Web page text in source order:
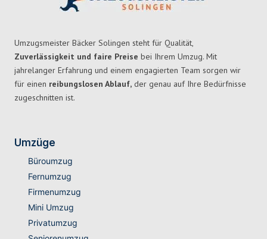
Umzugsmeister Bäcker Solingen steht für Qualität,
Zuverlässigkeit und faire Preise bei Ihrem Umzug. Mit
jahrelanger Erfahrung und einem engagierten Team sorgen wir
für einen reibungslosen Ablauf, der genau auf Ihre Bedürfnisse
zugeschnitten ist.
Umzüge
Büroumzug
Fernumzug
Firmenumzug
Mini Umzug
Privatumzug